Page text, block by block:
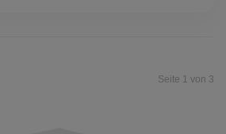
Seite 1 von 3